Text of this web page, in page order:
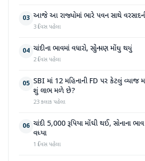
03 આજે આ રાજ્યોમાં ભારે પવન સાથે
3 દિવસ પહેલા
04 ચાંદીના ભાવમાં વધારો, સોનું પણ મોંઘુ થયું
2 દિવસ પહેલા
05 SBI માં 12 મહિનાની FD પર કેટલું વ્યાજ
શું લાભ મળે છે?
23 કલાક પહેલા
06 ચાંદી 5,000 રૂપિયા મોંઘી થઈ, સોનાના
વધ્યા
1 દિવસ પહેલા